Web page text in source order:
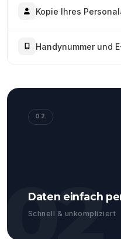
Kopie Ihres
Handynummer und
02
02
Daten einfach
Schnell & unkompliziert